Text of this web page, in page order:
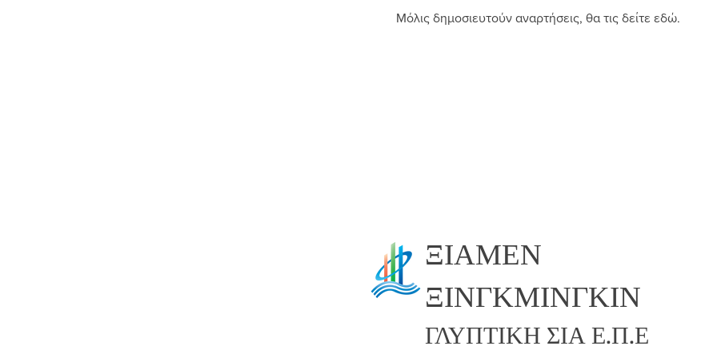
Μόλις δημοσιευτούν αναρτήσεις, θα τις δείτε εδώ.
ΞΙΑΜΕΝ
ΞΙΝΓΚΜΙΝΓΚΙΝ
ΓΛΥΠΤΙΚΗ ΣΙΑ Ε.Π.Ε